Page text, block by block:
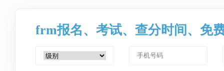
frm报名、考试、查分时间、免